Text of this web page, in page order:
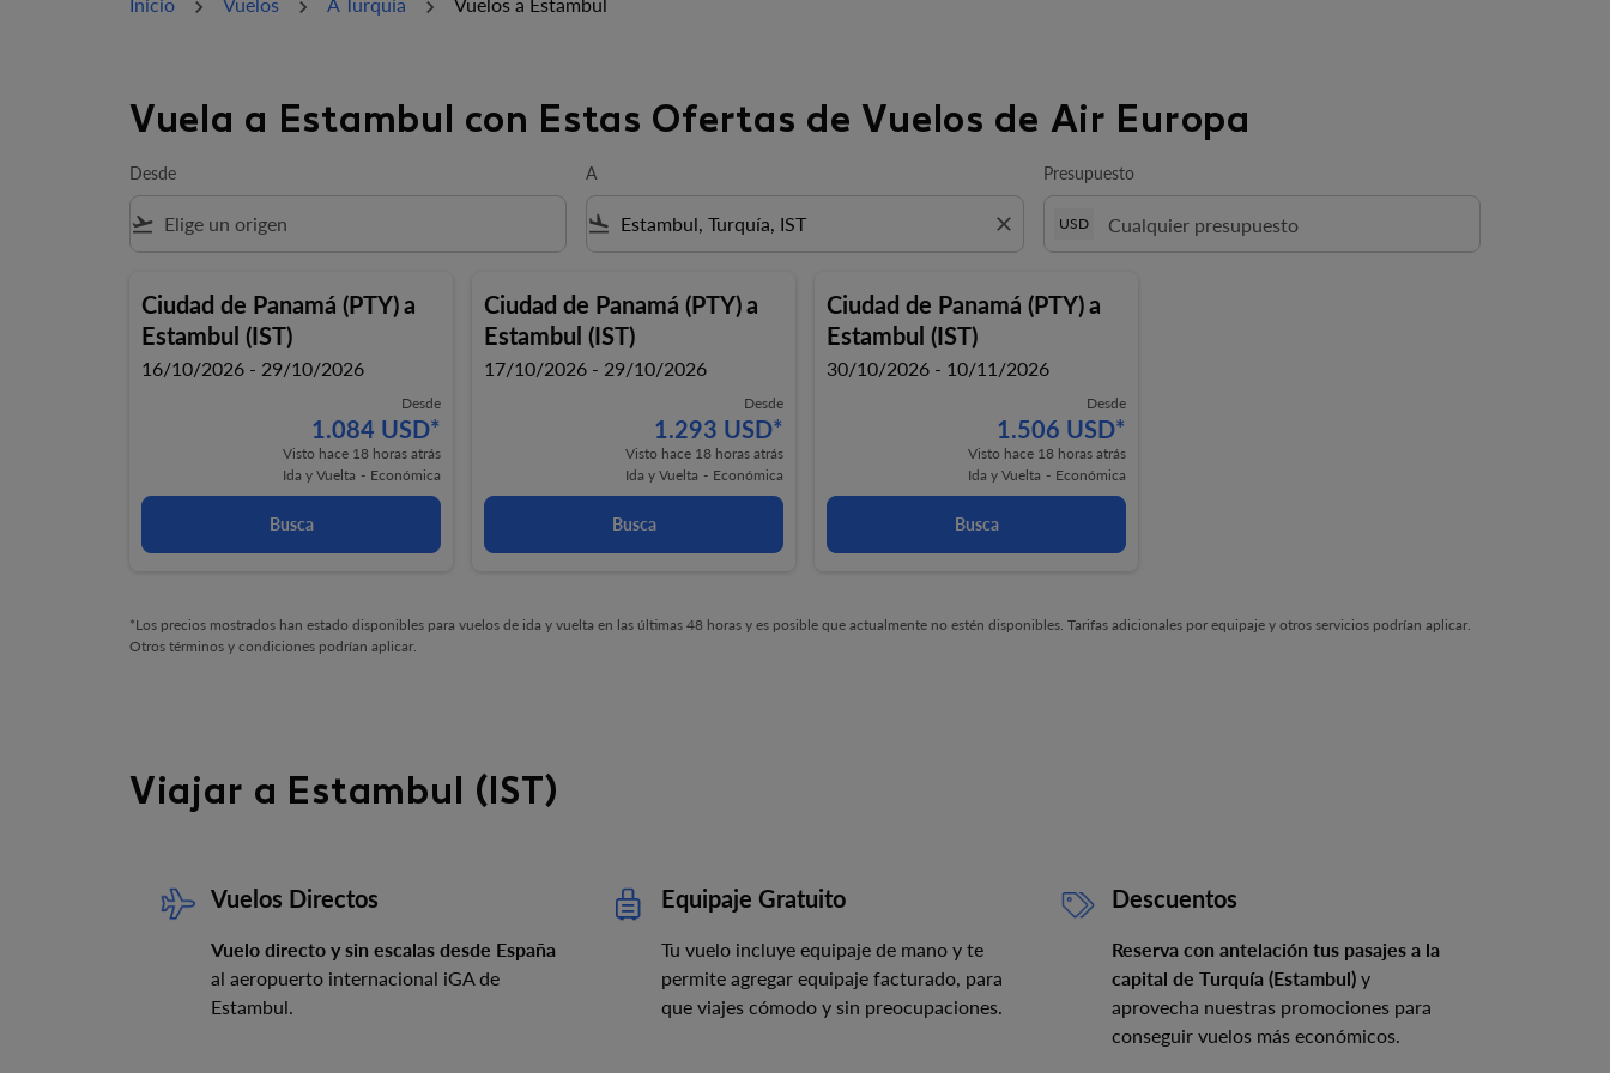
Vuela a Estambul con Estas Ofertas de Vuelos de Air Europa
Desde
flight_takeoff
A
flight_land close
Presupuesto
USD
Ciudad de Panamá (PTY)a
Estambul (IST)
16/10/2026 - 29/10/2026
Desde
1.084 USD*
Visto hace 18 horas atrás
Ida y Vuelta - Económica
Busca
Ciudad de Panamá (PTY)a
Estambul (IST)
17/10/2026 - 29/10/2026
Desde
1.293 USD*
Visto hace 18 horas atrás
Ida y Vuelta - Económica
Busca
Ciudad de Panamá (PTY)a
Estambul (IST)
30/10/2026 - 10/11/2026
Desde
1.506 USD*
Visto hace 18 horas atrás
Ida y Vuelta - Económica
Busca
*Los precios mostrados han estado disponibles para vuelos de ida y vuelta en las últimas 48 horas y es posible que actualmente no estén disponibles. Tarifas adicionales por equipaje y otros servicios podrían aplicar.
Otros términos y condiciones podrían aplicar.
Viajar a Estambul (IST)
Vuelos Directos
Vuelo directo y sin escalas desde España
al aeropuerto internacional iGA de
Estambul.
Equipaje Gratuito
Tu vuelo incluye equipaje de mano y te
permite agregar equipaje facturado, para
que viajes cómodo y sin preocupaciones.
Descuentos
Reserva con antelación tus pasajes a la
capital de Turquía (Estambul) y
aprovecha nuestras promociones para
conseguir vuelos más económicos.